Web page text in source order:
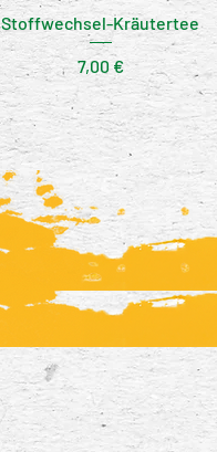
Stoffwechsel-Kräutertee
Preis
7,00 €